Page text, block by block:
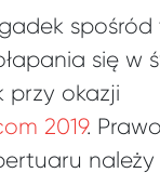
się w
przy okazji
2019.